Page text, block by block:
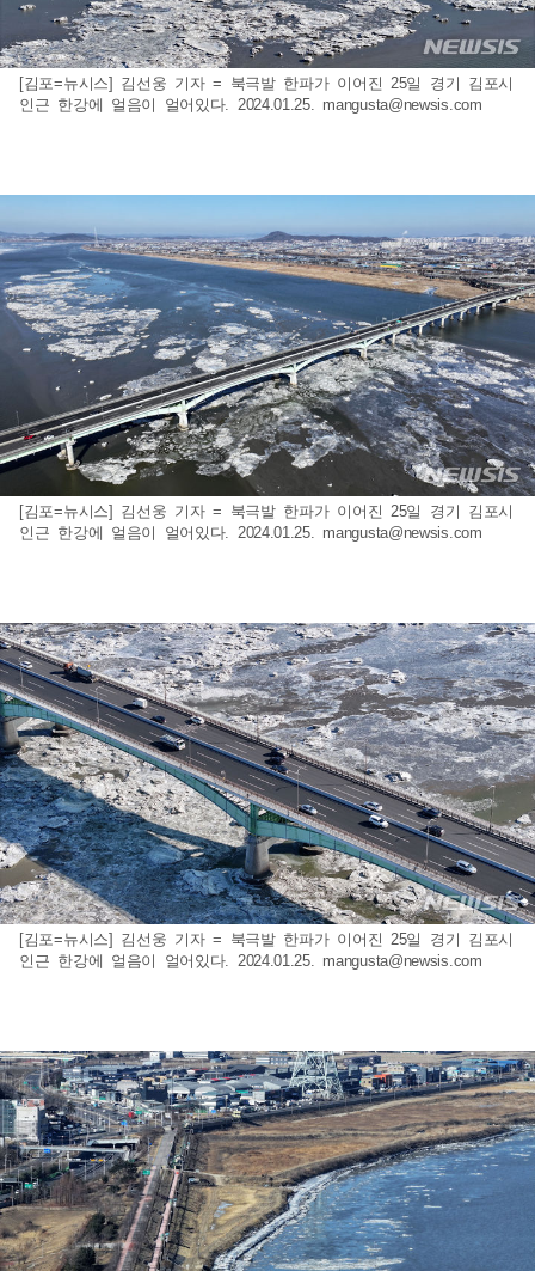
[김포=뉴시스] 김선웅 기자 = 북극발 한파가 이어진 25일 경기 김포시
인근 한강에 얼음이 얼어있다. 2024.01.25. mangusta@newsis.com
[김포=뉴시스] 김선웅 기자 = 북극발 한파가 이어진 25일 경기 김포시
인근 한강에 얼음이 얼어있다. 2024.01.25. mangusta@newsis.com
[김포=뉴시스] 김선웅 기자 = 북극발 한파가 이어진 25일 경기 김포시
인근 한강에 얼음이 얼어있다. 2024.01.25. mangusta@newsis.com